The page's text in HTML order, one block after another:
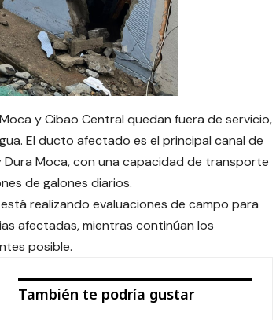
y Cibao Central quedan fuera de servicio,
El ducto afectado es el principal canal de
Moca, con una capacidad de transporte
de galones diarios.
realizando evaluaciones de campo para
afectadas, mientras continúan los
posible.
También te podría gustar